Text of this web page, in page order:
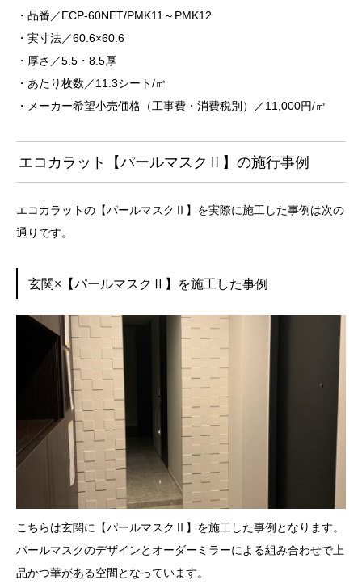
・品番／ECP-60NET/PMK11～PMK12
・実寸法／60.6×60.6
・厚さ／5.5・8.5厚
・あたり枚数／11.3シート/㎡
・メーカー希望小売価格（工事費・消費税別）／11,000円/㎡
エコカラット【パールマスクⅡ】の施行事例
エコカラットの【パールマスクⅡ】を実際に施工した事例は次の
通りです。
玄関×【パールマスクⅡ】を施工した事例
こちらは玄関に【パールマスクⅡ】を施工した事例となります。
パールマスクのデザインとオーダーミラーによる組み合わせで上
品かつ華がある空間となっています。